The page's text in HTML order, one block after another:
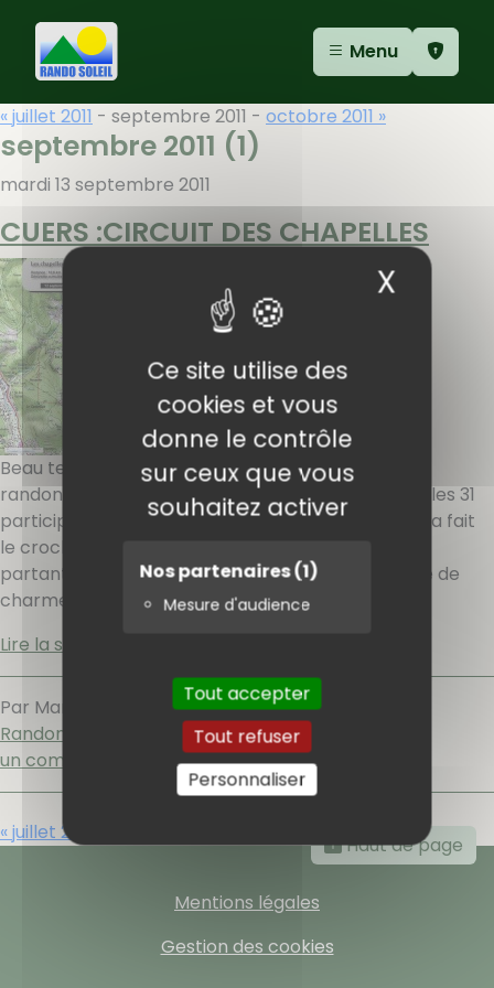
Ce site utilise des
cookies et vous
donne le contrôle
sur ceux que vous
souhaitez activer
Nos partenaires(1)
Mesure d'audience
Tout accepter
Tout refuser
Personnaliser
X
Menu
« juillet 2011 - septembre 2011 - octobre 2011 »
septembre 2011 (1)
mardi 13 septembre 2011
CUERS :CIRCUIT DES CHAPELLES
Beau temps très chaud pour la reprise de nos
randonnées. 10,600 KM et 300 m de dénivelé pour les 31
participants et un peu plus pour une vingtaine qui a fait
le crochet pour admirer le hameau de Valcros. En
partant de Cuers, nous visitons la vieille ville pleine de
charme, guidés par Pierre.[…]
Lire la suite
Par Marie-Hélène MAZZI,mardi 13 septembre 2011
Randonnées
un commentaire
« juillet 2011
Haut de page
Mentions légales
Gestion des cookies